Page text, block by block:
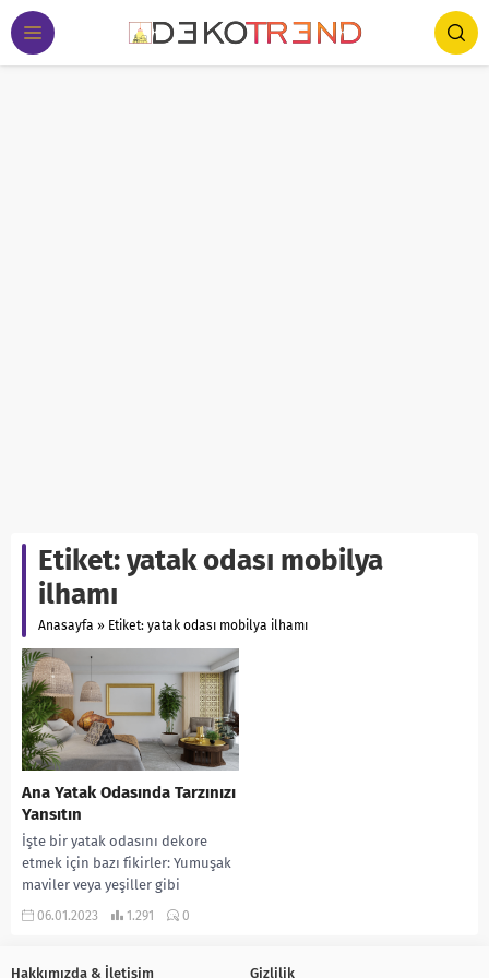
Etiket:yatak odası mobilya
ilhamı
Anasayfa » Etiket: yatak odası mobilya ilhamı
Ana Yatak Odasında Tarzınızı
Yansıtın
İşte bir yatak odasını dekore
etmek için bazı fikirler: Yumuşak
maviler veya yeşiller gibi
sakinleştirici ve yatıştırıcı bir
06.01.2023 1.291 0
Hakkımızda & İletişim Gizlilik